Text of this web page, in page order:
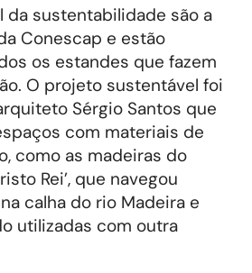
da sustentabilidade são a
Conescap e estão
os estandes que fazem
O projeto sustentável foi
Sérgio Santos que
com materiais de
como as madeiras do
Rei’, que navegou
calha do rio Madeira e
utilizadas com outra